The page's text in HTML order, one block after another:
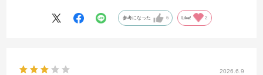
キャンペーンプレゼントはいりません
参考になった 6 Like! 2
2026.6.9